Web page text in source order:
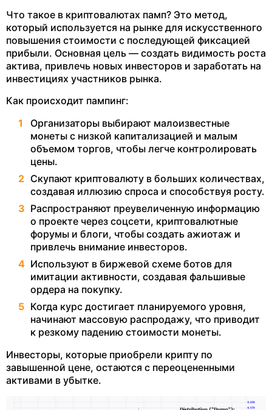
Что такое в криптовалютах памп? Это метод,
который используется на рынке для искусственного
повышения стоимости с последующей фиксацией
прибыли. Основная цель — создать видимость роста
актива, привлечь новых инвесторов и заработать на
инвестициях участников рынка.
Как происходит пампинг:
Организаторы выбирают малоизвестные
монеты с низкой капитализацией и малым
объемом торгов, чтобы легче контролировать
цены.
Скупают криптовалюту в больших количествах,
создавая иллюзию спроса и способствуя росту.
Распространяют преувеличенную информацию
о проекте через соцсети, криптовалютные
форумы и блоги, чтобы создать ажиотаж и
привлечь внимание инвесторов.
Используют в биржевой схеме ботов для
имитации активности, создавая фальшивые
ордера на покупку.
Когда курс достигает планируемого уровня,
начинают массовую распродажу, что приводит
к резкому падению стоимости монеты.
Инвесторы, которые приобрели крипту по
завышенной цене, остаются с переоцененными
активами в убытке.